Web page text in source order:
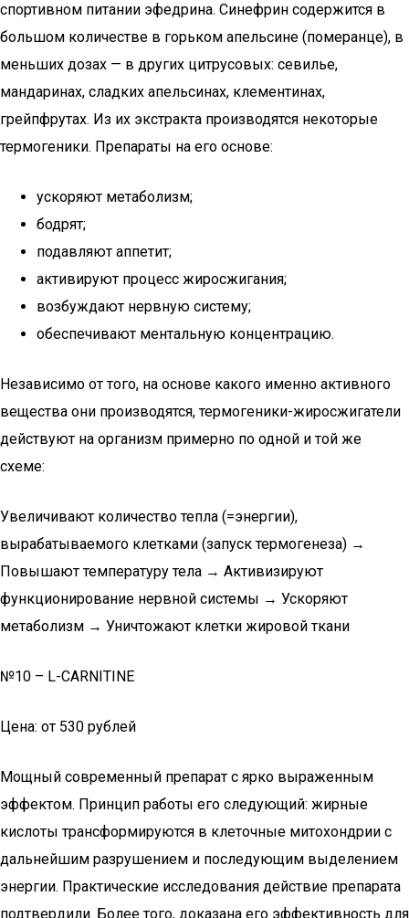
спортивном питании эфедрина. Синефрин содержится в
большом количестве в горьком апельсине (померанце), в
меньших дозах — в других цитрусовых: севилье,
мандаринах, сладких апельсинах, клементинах,
грейпфрутах. Из их экстракта производятся некоторые
термогеники. Препараты на его основе:
ускоряют метаболизм;
бодрят;
подавляют аппетит;
активируют процесс жиросжигания;
возбуждают нервную систему;
обеспечивают ментальную концентрацию.
Независимо от того, на основе какого именно активного
вещества они производятся, термогеники-жиросжигатели
действуют на организм примерно по одной и той же
схеме:
Увеличивают количество тепла (=энергии),
вырабатываемого клетками (запуск термогенеза) →
Повышают температуру тела → Активизируют
функционирование нервной системы → Ускоряют
метаболизм → Уничтожают клетки жировой ткани
№10 – L-CARNITINE
Цена: от 530 рублей
Мощный современный препарат с ярко выраженным
эффектом. Принцип работы его следующий: жирные
кислоты трансформируются в клеточные митохондрии с
дальнейшим разрушением и последующим выделением
энергии. Практические исследования действие препарата
подтвердили. Более того, доказана его эффективность для